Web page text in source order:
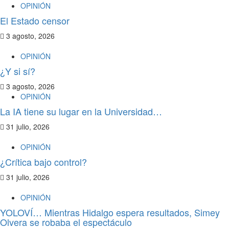
OPINIÓN
El Estado censor
3 agosto, 2026
OPINIÓN
¿Y si sí?
3 agosto, 2026
OPINIÓN
La IA tiene su lugar en la Universidad…
31 julio, 2026
OPINIÓN
¿Crítica bajo control?
31 julio, 2026
OPINIÓN
YOLOVÍ… Mientras Hidalgo espera resultados, Simey
Olvera se robaba el espectáculo